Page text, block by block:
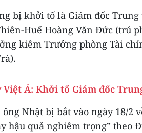
bị khởi tố là Giám đốc Trung
Huế Hoàng Văn Đức (trú
kiêm Trưởng phòng Tài
Việt Á: Khởi tố Giám đốc
ông Nhật bị bắt vào ngày 18/2
hậu quả nghiêm trọng” theo